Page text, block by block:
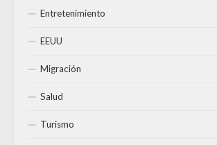
Entretenimiento
EEUU
Migración
Salud
Turismo